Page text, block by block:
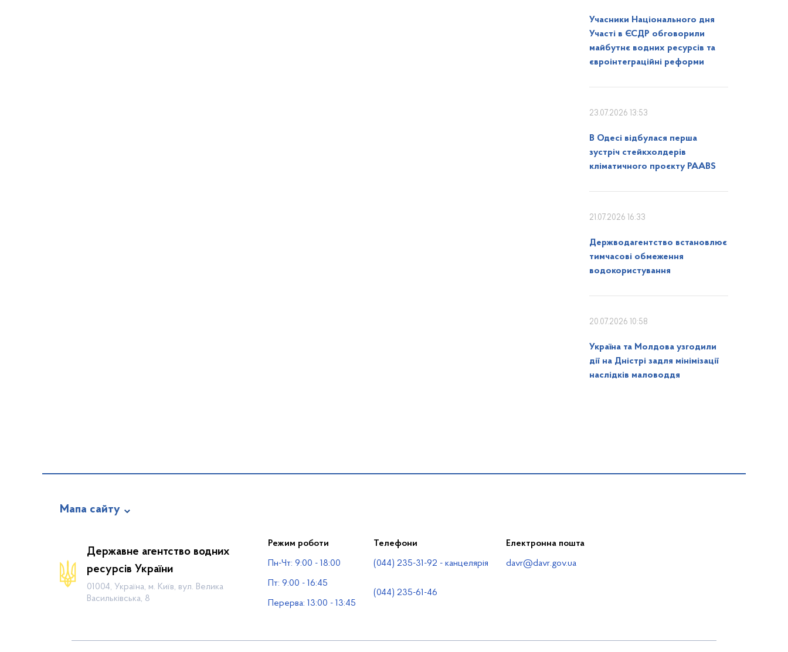
Учасники Національного дня
Участі в ЄСДР обговорили
майбутнє водних ресурсів та
євроінтеграційні реформи
23.07.2026 13:53
В Одесі відбулася перша
зустріч стейкхолдерів
кліматичного проєкту PAABS
21.07.2026 16:33
Держводагентство встановлює
тимчасові обмеження
водокористування
20.07.2026 10:58
Україна та Молдова узгодили
дії на Дністрі задля мінімізації
наслідків маловоддя
Мапа сайту
Діяльність
Громадянам
Прес-центр
Водогосподарські організації
Державне агентство водних
ресурсів України
01004, Україна, м. Київ, вул. Велика
Васильківська, 8
Режим роботи
Пн-Чт: 9:00 - 18:00
Пт: 9:00 - 16:45
Перерва: 13:00 - 13:45
Телефони
(044) 235-31-92 - канцелярія
(044) 235-61-46
Електронна пошта
davr@davr.gov.ua